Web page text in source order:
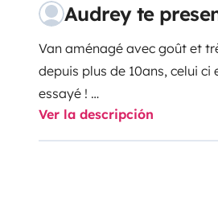
Audrey te
Van aménagé avec goût et
depuis plus de 10ans, celui
essayé !
Ver la descripción